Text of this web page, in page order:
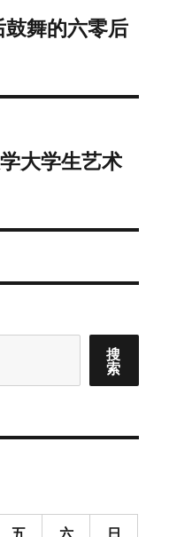
舞的六零后
大学生艺术
搜
索